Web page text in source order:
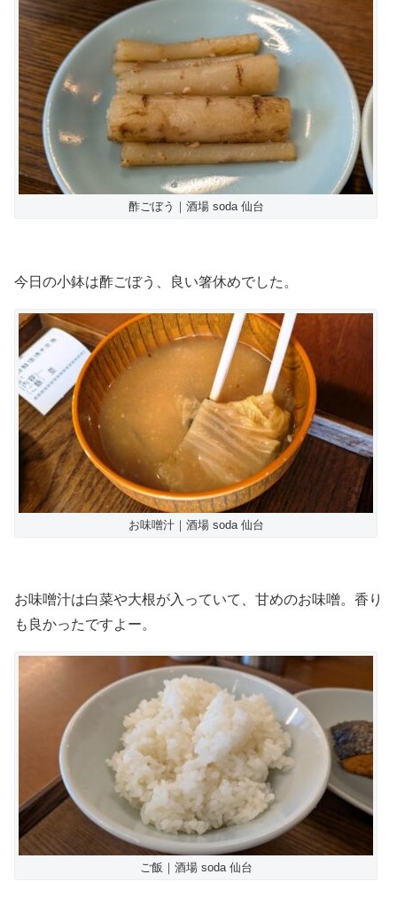
酢ごぼう｜酒場 soda 仙台
今日の小鉢は酢ごぼう、良い箸休めでした。
お味噌汁｜酒場 soda 仙台
お味噌汁は白菜や大根が入っていて、甘めのお味噌。香り
も良かったですよー。
ご飯｜酒場 soda 仙台